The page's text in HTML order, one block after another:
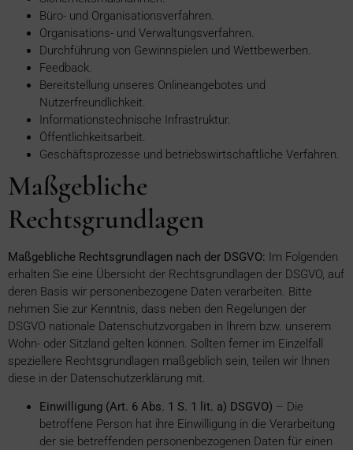
Büro- und Organisationsverfahren.
Organisations- und Verwaltungsverfahren.
Durchführung von Gewinnspielen und Wettbewerben.
Feedback.
Bereitstellung unseres Onlineangebotes und
Nutzerfreundlichkeit.
Informationstechnische Infrastruktur.
Öffentlichkeitsarbeit.
Geschäftsprozesse und betriebswirtschaftliche Verfahren.
Maßgebliche
Rechtsgrundlagen
Maßgebliche Rechtsgrundlagen nach der DSGVO: Im Folgenden
erhalten Sie eine Übersicht der Rechtsgrundlagen der DSGVO, auf
deren Basis wir personenbezogene Daten verarbeiten. Bitte
nehmen Sie zur Kenntnis, dass neben den Regelungen der
DSGVO nationale Datenschutzvorgaben in Ihrem bzw. unserem
Wohn- oder Sitzland gelten können. Sollten ferner im Einzelfall
speziellere Rechtsgrundlagen maßgeblich sein, teilen wir Ihnen
diese in der Datenschutzerklärung mit.
Einwilligung (Art. 6 Abs. 1 S. 1 lit. a) DSGVO) – Die
betroffene Person hat ihre Einwilligung in die Verarbeitung
der sie betreffenden personenbezogenen Daten für einen